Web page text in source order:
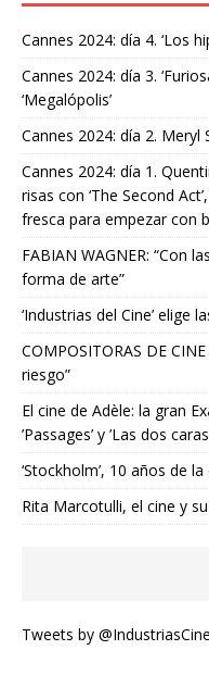
Cannes 2024: día 4. ‘Los
Cannes 2024: día 3.
‘Megalópolis’
Cannes 2024: día 2. Meryl
Cannes 2024: día 1.
risas con ‘The Second
fresca para empezar con
FABIAN WAGNER: “Con
forma de arte”
‘Industrias del Cine’ elige
COMPOSITORAS DE
riesgo”
El cine de Adèle: la gran
’Passages’ y ’Las dos
‘Stockholm’, 10 años de
Rita Marcotulli, el cine y
Tweets by @IndustriasCine